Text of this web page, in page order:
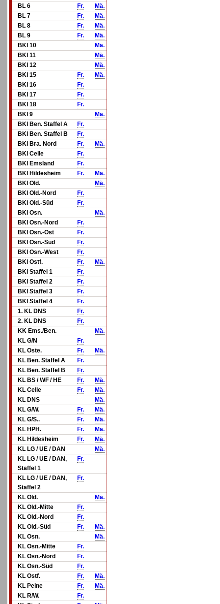
BL 6
Fr.
Mä.
BL 7
Fr.
Mä.
BL 8
Fr.
Mä.
BL 9
Fr.
Mä.
BKl 10
Mä.
BKl 11
Mä.
BKl 12
Mä.
BKl 15
Fr.
Mä.
BKl 16
Fr.
BKl 17
Fr.
BKl 18
Fr.
BKl 9
Mä.
BKl Ben. Staffel A
Fr.
BKl Ben. Staffel B
Fr.
BKl Bra. Nord
Fr.
Mä.
BKl Celle
Fr.
BKl Emsland
Fr.
BKl Hildesheim
Fr.
Mä.
BKl Old.
Mä.
BKl Old.-Nord
Fr.
BKl Old.-Süd
Fr.
BKl Osn.
Mä.
BKl Osn.-Nord
Fr.
BKl Osn.-Ost
Fr.
BKl Osn.-Süd
Fr.
BKl Osn.-West
Fr.
BKl Ostf.
Fr.
Mä.
BKl Staffel 1
Fr.
BKl Staffel 2
Fr.
BKl Staffel 3
Fr.
BKl Staffel 4
Fr.
1. KL DNS
Fr.
2. KL DNS
Fr.
KK Ems./Ben.
Mä.
KL G/N
Fr.
KL Oste.
Fr.
Mä.
KL Ben. Staffel A
Fr.
KL Ben. Staffel B
Fr.
KL BS / WF / HE
Fr.
Mä.
KL Celle
Fr.
Mä.
KL DNS
Mä.
KL G/W.
Fr.
Mä.
KL G/S..
Fr.
Mä.
KL HPH.
Fr.
Mä.
KL Hildesheim
Fr.
Mä.
KL LG / UE / DAN
Mä.
KL LG / UE / DAN,
Staffel 1
Fr.
KL LG / UE / DAN,
Staffel 2
Fr.
KL Old.
Mä.
KL Old.-Mitte
Fr.
KL Old.-Nord
Fr.
KL Old.-Süd
Fr.
Mä.
KL Osn.
Mä.
KL Osn.-Mitte
Fr.
KL Osn.-Nord
Fr.
KL Osn.-Süd
Fr.
KL Ostf.
Fr.
Mä.
KL Peine
Fr.
Mä.
KL R/W.
Fr.